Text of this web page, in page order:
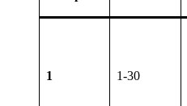
1 1-30